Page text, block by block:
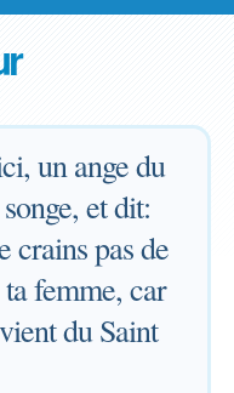
un ange du
et dit:
crains pas de
femme, car
du Saint